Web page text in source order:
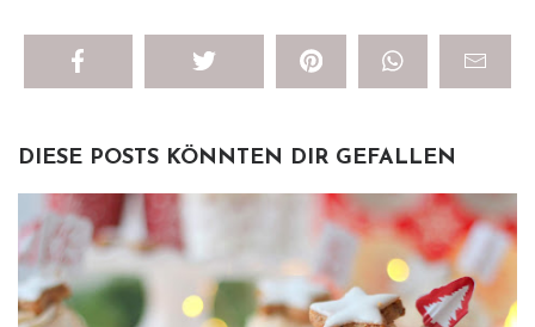
DIESE POSTS KÖNNTEN DIR GEFALLEN